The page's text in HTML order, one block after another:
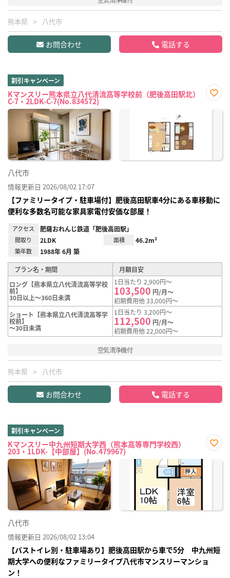
熊本県 八代市
お問合わせ 電話する
割引キャンペーン
Kマンスリー熊本県立八代清流高等学校前（肥後高田駅北）
C-7・2LDK-C-7(No.834572)
に入
八代市
情報更新日 2026/08/02 17:07
【ファミリータイプ・駐車場付】肥後高田駅車4分にある車移動に
便利な多数名可能な家具家電付安価な部屋！
アクセス 肥薩おれんじ鉄道「肥後高田駅」
間取り 2LDK 面積 46.2m²
築年数 1988年 6月 築
プラン名・期間
月額目安
ロング【熊本県立八代清流高等学校
前】
30日以上～360日未満
1日当たり 2,900円～
103,500 円/月～
初期費用他 33,000円～
ショート【熊本県立八代清流高等学
校前】
～30日未満
1日当たり 3,200円～
112,500 円/月～
初期費用他 22,000円～
空気清浄機付
熊本県 八代市
お問合わせ 電話する
割引キャンペーン
Kマンスリー中九州短期大学西（熊本高等専門学校西）
203・1LDK-【中部屋】(No.479967)
に入
八代市
情報更新日 2026/08/02 13:04
【バストイレ別・駐車場あり】肥後高田駅から車で5分 中九州短
期大学への便利なファミリータイプ八代市マンスリーマンショ
ン！